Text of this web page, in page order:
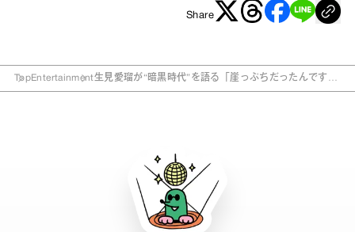
Share
TopEntertainment生見愛瑠が“暗黒時代”を語る「崖っぷちだったんです、